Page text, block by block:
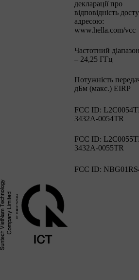
декларації про
відповідність
адресою:
www.hella.com/vcc
Частотний
– 24,25 ГГц
Потужність
дБм (макс.) EIRP
FCC ID:
3432A-0054TR
FCC ID:
3432A-0055TR
FCC ID: